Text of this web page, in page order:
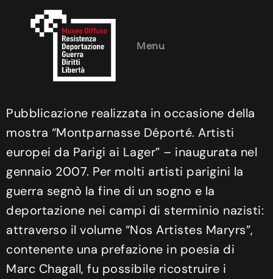
Menu
Pubblicazione realizzata in occasione della
mostra “Montparnasse Déporté. Artisti
europei da Parigi ai Lager” – inaugurata nel
gennaio 2007. Per molti artisti parigini la
guerra segnò la fine di un sogno e la
deportazione nei campi di sterminio nazisti:
attraverso il volume “Nos Artistes Maryrs”,
contenente una prefazione in poesia di
Marc Chagall, fu possibile ricostruire i